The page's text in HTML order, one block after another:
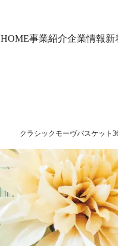
クラシックモーヴバスケット
HOME事業紹介企業情報新